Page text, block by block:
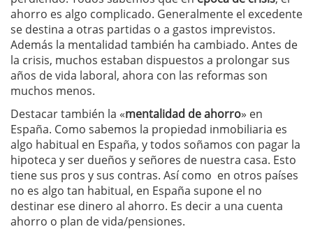
ahorro es algo complicado. Generalmente el excedente
se destina a otras partidas o a gastos imprevistos.
Además la mentalidad también ha cambiado. Antes de
la crisis, muchos estaban dispuestos a prolongar sus
años de vida laboral, ahora con las reformas son
muchos menos.
Destacar también la «mentalidad de ahorro» en
España. Como sabemos la propiedad inmobiliaria es
algo habitual en España, y todos soñamos con pagar la
hipoteca y ser dueños y señores de nuestra casa. Esto
tiene sus pros y sus contras. Así como en otros países
no es algo tan habitual, en España supone el no
destinar ese dinero al ahorro. Es decir a una cuenta
ahorro o plan de vida/pensiones.